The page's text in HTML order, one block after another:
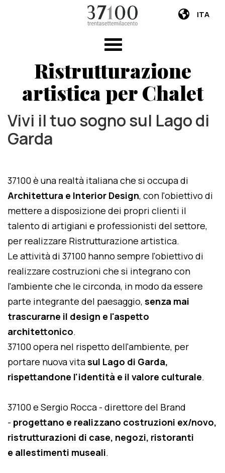
ITA
Ristrutturazione
artistica per Chalet
Vivi il tuo sogno sul Lago di
Garda
37100 è una realtà italiana che si occupa di
Architettura e Interior Design, con l'obiettivo di
mettere a disposizione dei propri clienti il
talento di artigiani e professionisti del settore,
per realizzare Ristrutturazione artistica.
Le attività di 37100 hanno sempre l'obiettivo di
realizzare costruzioni che si integrano con
l'ambiente che le circonda, in modo da essere
parte integrante del paesaggio, senza mai
trascurarne il design e l'aspetto
architettonico.
37100 opera nel rispetto dell'ambiente, per
portare nuova vitasul Lago di Garda,
rispettandone l'identità e il valore culturale.
37100 e Sergio Rocca - direttore del Brand
- progettano e realizzano costruzioni ex/novo,
ristrutturazioni di case, negozi, ristoranti
e allestimenti museali.